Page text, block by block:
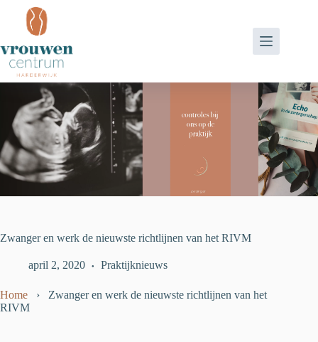
inhoud
Zwanger en werk de nieuwste richtlijnen van het RIVM
april 2, 2020 Praktijknieuws
Home › Zwanger en werk de nieuwste richtlijnen van het
RIVM